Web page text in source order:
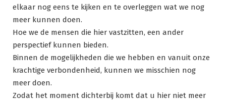
elkaar nog eens te kijken en te overleggen wat we nog
meer kunnen doen.
Hoe we de mensen die hier vastzitten, een ander
perspectief kunnen bieden.
Binnen de mogelijkheden die we hebben en vanuit onze
krachtige verbondenheid, kunnen we misschien nog
meer doen.
Zodat het moment dichterbij komt dat u hier niet meer